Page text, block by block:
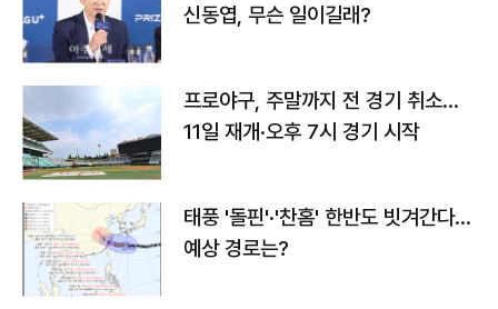
신동엽, 무슨 일이길래?
프로야구, 주말까지 전 경기 취소…
11일 재개·오후 7시 경기 시작
태풍 '돌핀'·'찬홈' 한반도 빗겨간다…
예상 경로는?